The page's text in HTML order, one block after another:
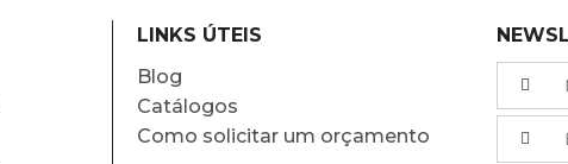
LINKS ÚTEIS
Blog
Catálogos
Como solicitar um orçamento